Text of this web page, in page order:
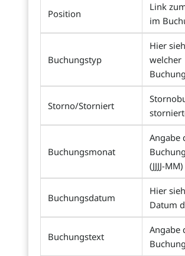
Position
Link
im
Buchungstyp
Hier
welcher
Storno/Storniert
Buchungsmonat
Angabe
(JJJJ-MM)
Buchungsdatum
Hier
Datum
Buchungstext
Angabe